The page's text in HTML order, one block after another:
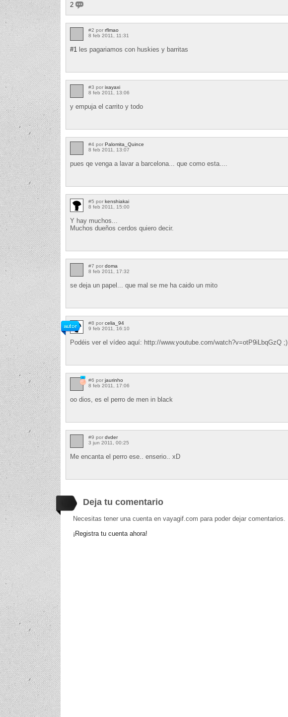
2
#2 por rflmao
8 feb 2011, 11:31
#1 les pagariamos con huskies y barritas
#3 por ixayaxi
8 feb 2011, 13:06
y empuja el carrito y todo
#4 por Palomita_Quince
8 feb 2011, 13:07
pues qe venga a lavar a barcelona... que como esta....
#5 por kenshiakai
8 feb 2011, 15:00
Y hay muchos...
Muchos dueños cerdos quiero decir.
#7 por doma
8 feb 2011, 17:32
se deja un papel... que mal se me ha caido un mito
#8 por celia_94
9 feb 2011, 16:10
Podéis ver el vídeo aquí: http://www.youtube.com/watch?v=otP9iLbqGzQ ;)
#6 por jaurinho
8 feb 2011, 17:06
oo dios, es el perro de men in black
#9 por dvder
3 jun 2011, 00:25
Me encanta el perro ese.. enserio.. xD
Deja tu comentario
Necesitas tener una cuenta en vayagif.com para poder dejar comentarios.
¡Registra tu cuenta ahora!